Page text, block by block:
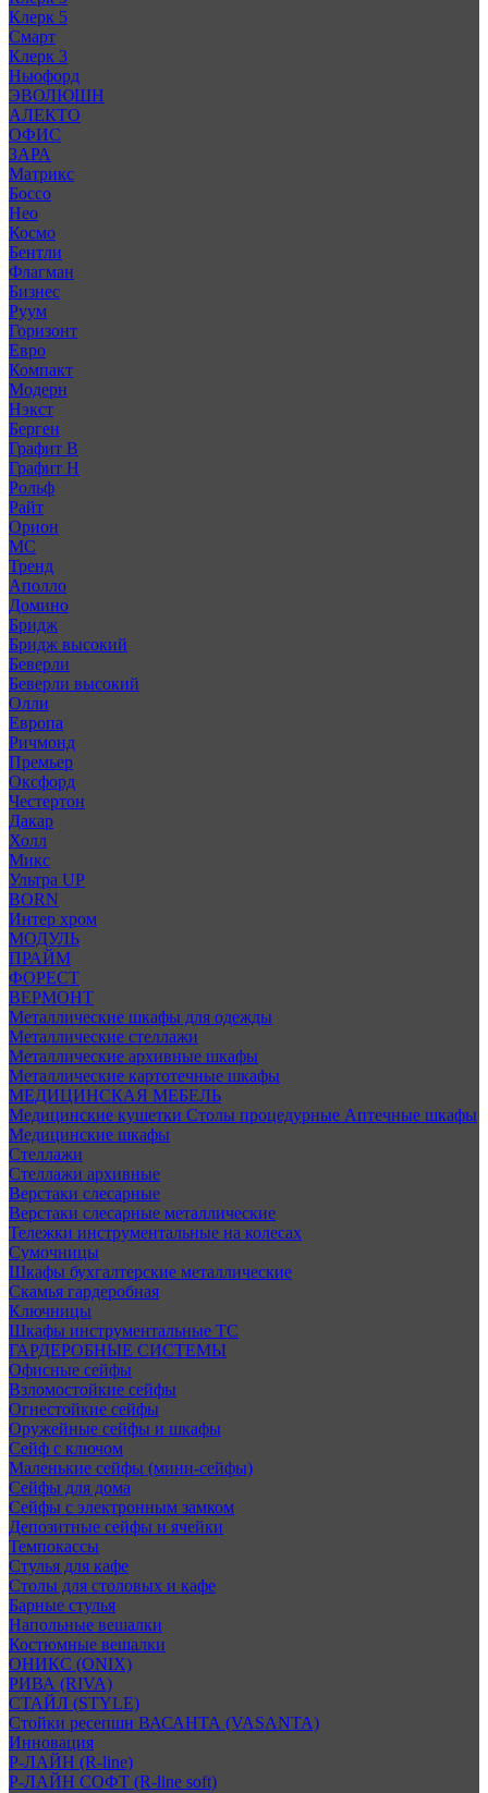
Клерк 5
Смарт
Клерк 3
Ньюфорд
ЭВОЛЮШН
АЛЕКТО
ОФИС
ЗАРА
Матрикс
Боссо
Нео
Космо
Бентли
Флагман
Бизнес
Руум
Горизонт
Евро
Компакт
Модерн
Нэкст
Берген
Графит В
Графит Н
Рольф
Райт
Орион
МС
Тренд
Аполло
Домино
Бридж
Бридж высокий
Беверли
Беверли высокий
Олли
Европа
Ричмонд
Премьер
Оксфорд
Честертон
Дакар
Холл
Микс
Ультра UP
BORN
Интер хром
МОДУЛЬ
ПРАЙМ
ФОРЕСТ
ВЕРМОНТ
Металлические шкафы для одежды
Металлические стеллажи
Металлические архивные шкафы
Металлические картотечные шкафы
МЕДИЦИНСКАЯ МЕБЕЛЬ
Медицинские кушетки Столы процедурные Аптечные шкафы
Медицинские шкафы
Стеллажи
Стеллажи архивные
Верстаки слесарные
Верстаки слесарные металлические
Тележки инструментальные на колесах
Сумочницы
Шкафы бухгалтерские металлические
Скамья гардеробная
Ключницы
Шкафы инструментальные ТС
ГАРДЕРОБНЫЕ СИСТЕМЫ
Офисные сейфы
Взломостойкие сейфы
Огнестойкие сейфы
Оружейные сейфы и шкафы
Сейф с ключом
Маленькие сейфы (мини-сейфы)
Сейфы для дома
Сейфы с электронным замком
Депозитные сейфы и ячейки
Темпокассы
Стулья для кафе
Столы для столовых и кафе
Барные стулья
Напольные вешалки
Костюмные вешалки
ОНИКС (ONIX)
РИВА (RIVA)
СТАЙЛ (STYLE)
Стойки ресепшн ВАСАНТА (VASANTA)
Инновация
Р-ЛАЙН (R-line)
Р-ЛАЙН СОФТ (R-line soft)